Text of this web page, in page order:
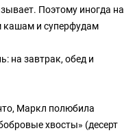
Поэтому иногда на
кашам и суперфудам
на завтрак, обед и
Маркл полюбила
хвосты» (десерт